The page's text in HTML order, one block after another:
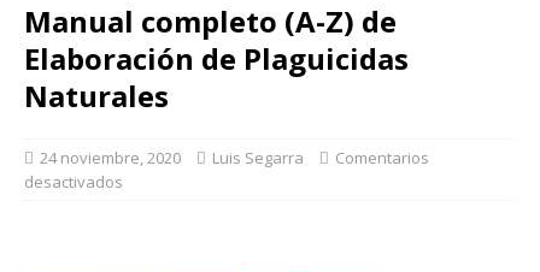
Manual completo (A-Z) de
Elaboración de Plaguicidas
Naturales
24 noviembre, 2020 Luis Segarra
Comentarios
desactivados